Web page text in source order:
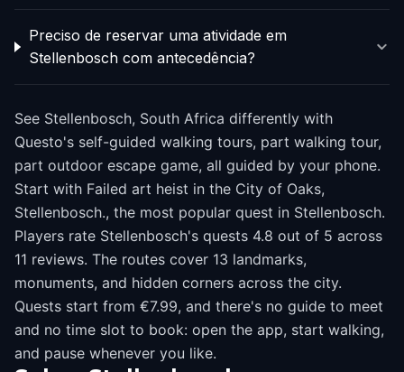
Preciso de reservar uma atividade em
Stellenbosch com antecedência?
See Stellenbosch, South Africa differently with
Questo's self-guided walking tours, part walking tour,
part outdoor escape game, all guided by your phone.
Start with Failed art heist in the City of Oaks,
Stellenbosch., the most popular quest in Stellenbosch.
Players rate Stellenbosch's quests 4.8 out of 5 across
11 reviews. The routes cover 13 landmarks,
monuments, and hidden corners across the city.
Quests start from €7.99, and there's no guide to meet
and no time slot to book: open the app, start walking,
and pause whenever you like.